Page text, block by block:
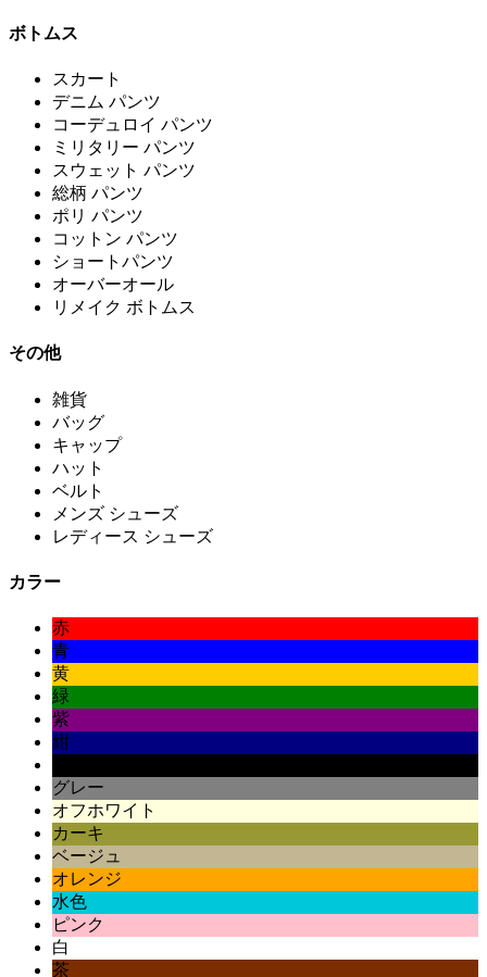
ボトムス
スカート
デニム パンツ
コーデュロイ パンツ
ミリタリー パンツ
スウェット パンツ
総柄 パンツ
ポリ パンツ
コットン パンツ
ショートパンツ
オーバーオール
リメイク ボトムス
その他
雑貨
バッグ
キャップ
ハット
ベルト
メンズ シューズ
レディース シューズ
カラー
赤
青
黄
緑
紫
紺
グレー
オフホワイト
カーキ
ベージュ
オレンジ
水色
ピンク
白
茶